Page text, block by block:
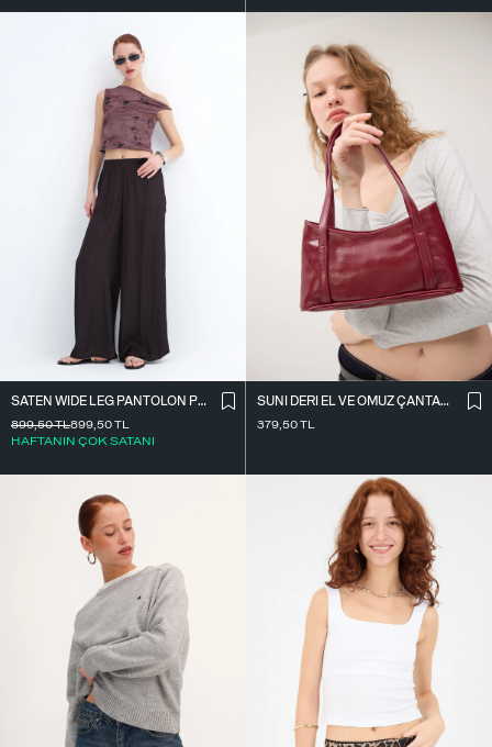
SATEN WIDE LEG PANTOLON PN17298
899,50TL
HAFTANIN ÇOK SATANI
899,50TL
SUNI DERI EL VE OMUZ ÇANTASI Ç09-G11
379,50TL